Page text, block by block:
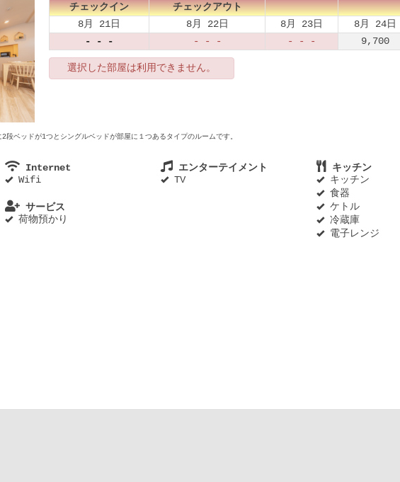
チェックイン
チェックアウト
8月 21日
8月 22日 8月 23日
8月 24日
- - -
- - - - - - 9,700
選択した部屋は利用できません。
段ベッドが1つとシングルベッドが部屋に１つあるタイプのルームです。
Internet
Wifi
エンターテイメント
TV
キッチン
キッチン
食器
ケトル
冷蔵庫
電子レンジ
サービス
荷物預かり